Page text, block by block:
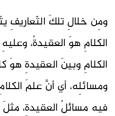
ومِن خلالِ تلكَ
الكلامِ هوَ العقيدةُ،
الكلامِ وبينَ العقيدةِ هوَ
ومسائلِه، أي أنَّ علمَ
فيه مسائلُ العقيدةِ، مثلَ